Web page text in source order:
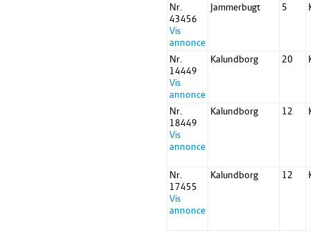
Nr.
43456
Vis
annonce
Jammerbugt 5
Nr.
14449
Vis
annonce
Kalundborg 20
Nr.
18449
Vis
annonce
Kalundborg 12
Nr.
17455
Vis
annonce
Kalundborg 12